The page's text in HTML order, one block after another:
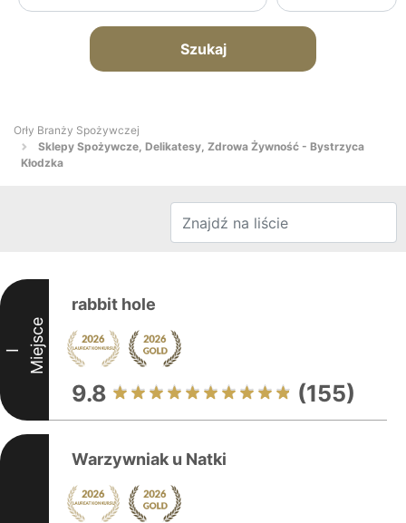
Szukaj
Orły Branży Spożywczej
Sklepy Spożywcze, Delikatesy, Zdrowa Żywność - Bystrzyca
Kłodzka
I Miejsce
rabbit hole
9.8 (155)
Warzywniak u Natki